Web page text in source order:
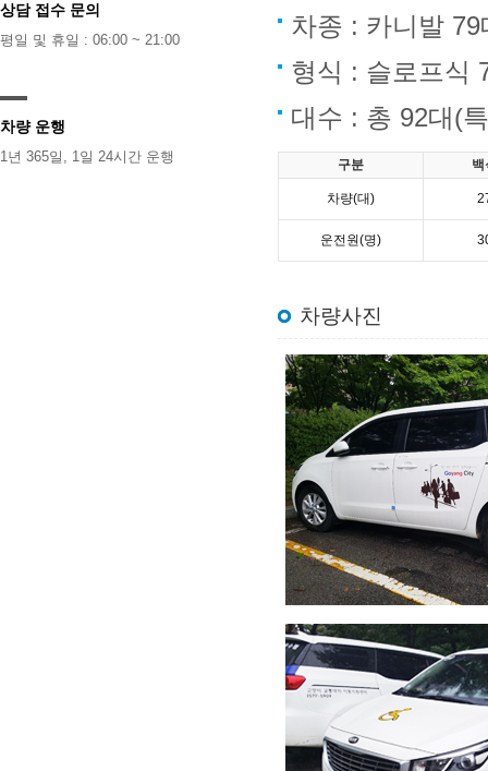
상담 접수 문의
평일 및 휴일 : 06:00 ~ 21:00
차량 운행
1년 365일, 1일 24시간 운행
차종 : 카니발 79
형식 : 슬로프식
대수 : 총 92대(
구분 백
차량(대)
운전원(명)
차량사진